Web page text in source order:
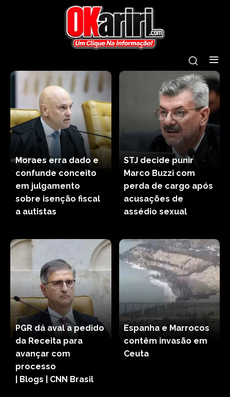
Moraes erra dado e
confunde conceito
em julgamento
sobre isenção fiscal
a autistas
STJ decide punir
Marco Buzzi com
perda de cargo após
acusações de
assédio sexual
PGR dá aval a pedido
da Receita para
avançar com
processo
| Blogs | CNN Brasil
Espanha e Marrocos
contêm invasão em
Ceuta